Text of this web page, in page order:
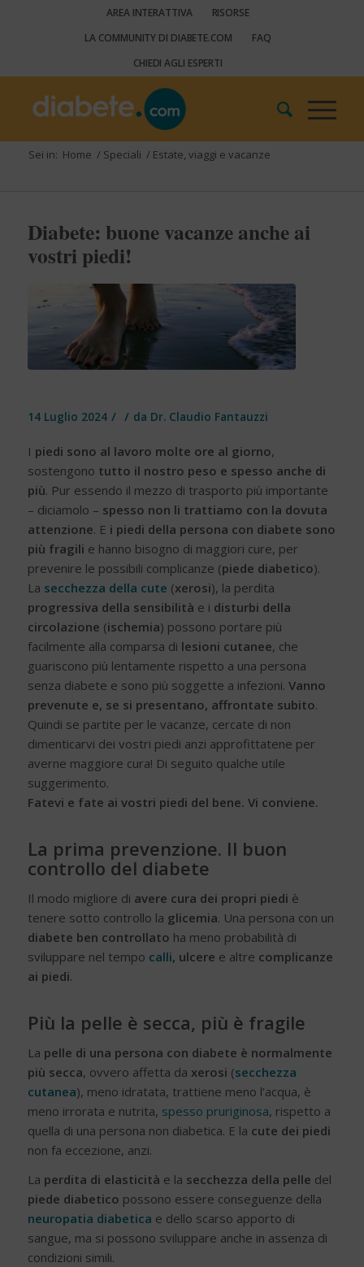
AREA INTERATTIVA
RISORSE
LA COMMUNITY DI DIABETE.COM
FAQ
CHIEDI AGLI ESPERTI
Sei in: Home / Speciali / Estate, viaggi e vacanze
Diabete: buone vacanze anche ai
vostri piedi!
14 Luglio 2024 / / da Dr. Claudio Fantauzzi
I piedi sono al lavoro molte ore al giorno,
sostengono tutto il nostro peso e spesso anche di
più. Pur essendo il mezzo di trasporto più importante
– diciamolo – spesso non li trattiamo con la dovuta
attenzione. E i piedi della persona con diabete sono
più fragili e hanno bisogno di maggiori cure, per
prevenire le possibili complicanze (piede diabetico).
La secchezza della cute (xerosi), la perdita
progressiva della sensibilità e i disturbi della
circolazione (ischemia) possono portare più
facilmente alla comparsa di lesioni cutanee, che
guariscono più lentamente rispetto a una persona
senza diabete e sono più soggette a infezioni. Vanno
prevenute e, se si presentano, affrontate subito.
Quindi se partite per le vacanze, cercate di non
dimenticarvi dei vostri piedi anzi approfittatene per
averne maggiore cura! Di seguito qualche utile
suggerimento.
Fatevi e fate ai vostri piedi del bene. Vi conviene.
La prima prevenzione. Il buon
controllo del diabete
Il modo migliore di avere cura dei propri piedi è
tenere sotto controllo la glicemia. Una persona con un
diabete ben controllato ha meno probabilità di
sviluppare nel tempo calli, ulcere e altre complicanze
ai piedi.
Più la pelle è secca, più è fragile
La pelle di una persona con diabete è normalmente
più secca, ovvero affetta da xerosi (secchezza
cutanea), meno idratata, trattiene meno l’acqua, è
meno irrorata e nutrita, spesso pruriginosa, rispetto a
quella di una persona non diabetica. E la cute dei piedi
non fa eccezione, anzi.
La perdita di elasticità e la secchezza della pelle del
piede diabetico possono essere conseguenze della
neuropatia diabetica e dello scarso apporto di
sangue, ma si possono sviluppare anche in assenza di
condizioni simili.